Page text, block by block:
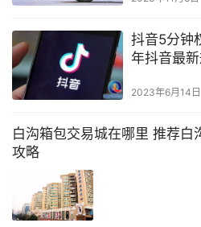
抖音5分钟
年抖音最新
2023年6月14日
白沟箱包交易城在哪里 推荐白
攻略